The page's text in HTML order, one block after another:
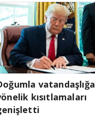
vatandaşlığa
kısıtlamaları